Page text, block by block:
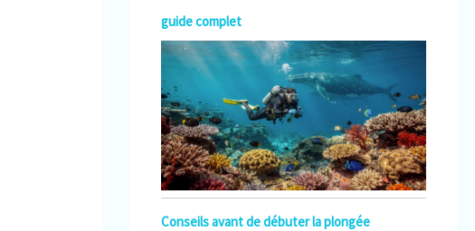
guide complet
Conseils avant de débuter la plongée